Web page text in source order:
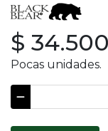
$ 34.500
Pocas unidades.